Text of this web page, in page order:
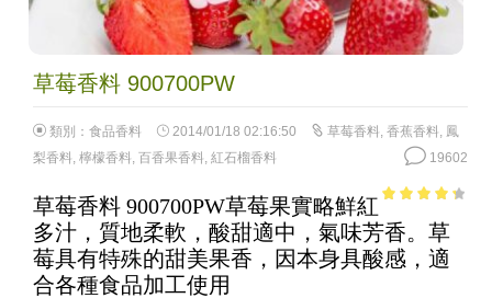
草莓香料 900700PW
類別： 食品香料 2014/01/18 02:16:50 草莓香料, 香蕉香料, 鳳
梨香料, 檸檬香料, 百香果香料, 紅石榴香料 19602
of 5
草莓香料 900700PW草莓果實略鮮紅
多汁，質地柔軟，酸甜適中，氣味芳香。草
莓具有特殊的甜美果香，因本身具酸感，適
合各種食品加工使用